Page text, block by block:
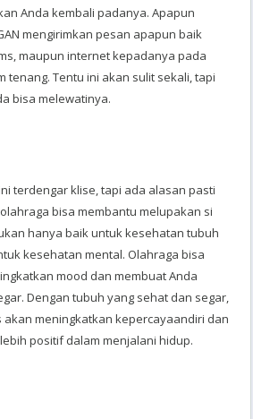
Anda kembali padanya. Apapun
mengirimkan pesan apapun baik
maupun internet kepadanya pada
tenang. Tentu ini akan sulit sekali, tapi
bisa melewatinya.
terdengar klise, tapi ada alasan pasti
bisa membantu melupakan si
hanya baik untuk kesehatan tubuh
kesehatan mental. Olahraga bisa
mood dan membuat Anda
Dengan tubuh yang sehat dan segar,
akan meningkatkan kepercayaandiri dan
positif dalam menjalani hidup.